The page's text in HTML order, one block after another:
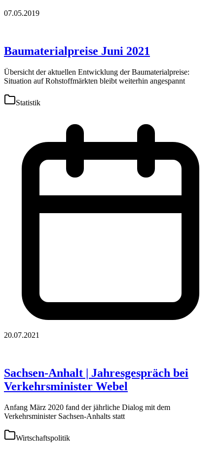
07.05.2019
Baumaterialpreise Juni 2021
Übersicht der aktuellen Entwicklung der Baumaterialpreise:
Situation auf Rohstoffmärkten bleibt weiterhin angespannt
Statistik
20.07.2021
Sachsen-Anhalt | Jahresgespräch bei
Verkehrsminister Webel
Anfang März 2020 fand der jährliche Dialog mit dem
Verkehrsminister Sachsen-Anhalts statt
Wirtschaftspolitik